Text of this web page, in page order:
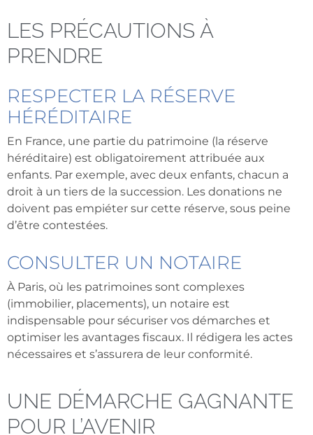
LES PRÉCAUTIONS À
PRENDRE
RESPECTER LA RÉSERVE
HÉRÉDITAIRE
En France, une partie du patrimoine (la réserve
héréditaire) est obligatoirement attribuée aux
enfants. Par exemple, avec deux enfants, chacun a
droit à un tiers de la succession. Les donations ne
doivent pas empiéter sur cette réserve, sous peine
d’être contestées.
CONSULTER UN NOTAIRE
À Paris, où les patrimoines sont complexes
(immobilier, placements), un notaire est
indispensable pour sécuriser vos démarches et
optimiser les avantages fiscaux. Il rédigera les actes
nécessaires et s’assurera de leur conformité.
UNE DÉMARCHE GAGNANTE
POUR L’AVENIR